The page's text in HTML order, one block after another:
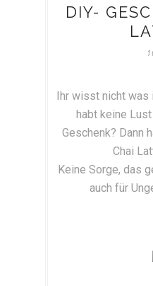
DIY-
Ihr wisst nicht
habt keine
Geschenk? Dann
Chai
Keine Sorge, das
auch für